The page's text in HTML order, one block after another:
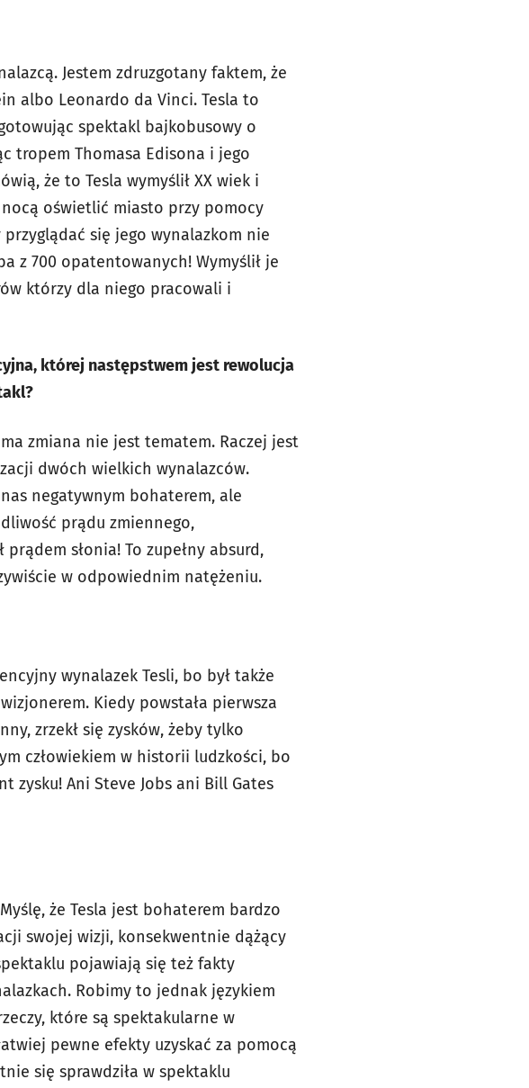
Jestem zdruzgotany faktem, że
albo Leonardo da Vinci. Tesla to
spektakl bajkobusowy o
tropem Thomasa Edisona i jego
że to Tesla wymyślił XX wiek i
oświetlić miasto przy pomocy
się jego wynalazkom nie
z 700 opatentowanych! Wymyślił je
którzy dla niego pracowali i
której następstwem jest rewolucja
zmiana nie jest tematem. Raczej jest
dwóch wielkich wynalazców.
negatywnym bohaterem, ale
prądu zmiennego,
słonia! To zupełny absurd,
w odpowiednim natężeniu.
wynalazek Tesli, bo był także
Kiedy powstała pierwsza
zrzekł się zysków, żeby tylko
człowiekiem w historii ludzkości, bo
zysku! Ani Steve Jobs ani Bill Gates
że Tesla jest bohaterem bardzo
swojej wizji, konsekwentnie dążący
pojawiają się też fakty
Robimy to jednak językiem
które są spektakularne w
pewne efekty uzyskać za pomocą
się sprawdziła w spektaklu